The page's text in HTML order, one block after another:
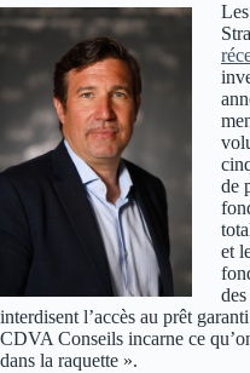
de
et
interdisent l’accès au prêt
CDVA Conseils incarne ce
dans la raquette ».